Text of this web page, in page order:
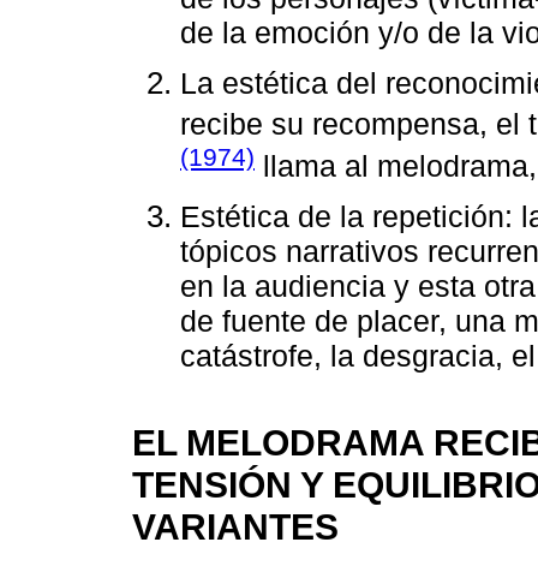
de la emoción y/o de la
La estética del
recibe su recompensa,
(1974) llama al
Estética de la repetición:
tópicos narrativos
en la audiencia y esta
de fuente de placer, una
catástrofe, la desgracia,
EL MELODRAMA
TENSIÓN Y
VARIANTES